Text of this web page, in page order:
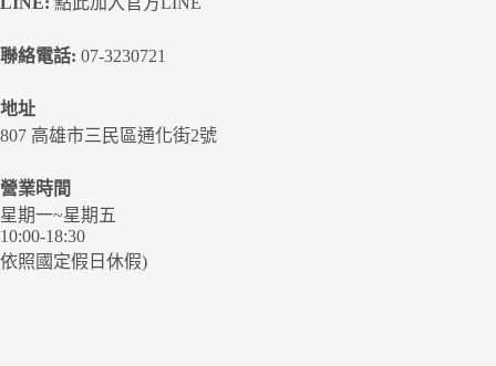
聯絡電話: 07-3230721
地址
807 高雄市三民區通化街2號
營業時間
星期一~星期五
10:00-18:30
依照國定假日休假)